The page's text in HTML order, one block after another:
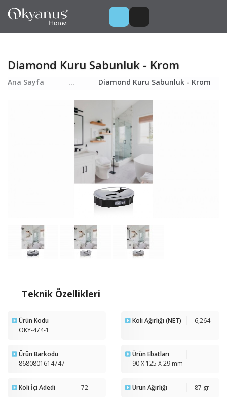
Diamond Kuru Sabunluk - Krom
Ana Sayfa ... Diamond Kuru Sabunluk - Krom
Teknik Özellikleri
Ürün Kodu
OKY-474-1
Koli Ağırlığı (NET) 6,264
Ürün Barkodu
8680801614747
Ürün Ebatları
90 X 125 X 29 mm
Koli İçi Adedi 72 Ürün Ağırlığı 87 gr